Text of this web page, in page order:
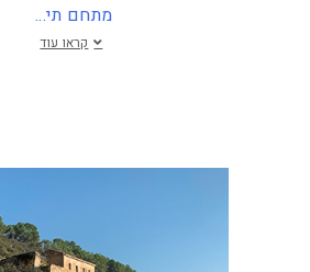
מתחם תי...
קראו עוד